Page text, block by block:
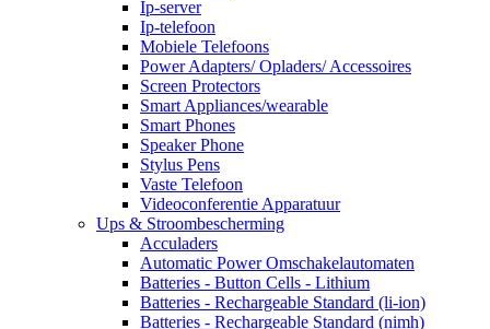
Ip-server
Ip-telefoon
Mobiele Telefoons
Power Adapters/ Opladers/ Accessoires
Screen Protectors
Smart Appliances/wearable
Smart Phones
Speaker Phone
Stylus Pens
Vaste Telefoon
Videoconferentie Apparatuur
Ups & Stroombescherming
Acculaders
Automatic Power Omschakelautomaten
Batteries - Button Cells - Lithium
Batteries - Rechargeable Standard (li-ion)
Batteries - Rechargeable Standard (nimh)